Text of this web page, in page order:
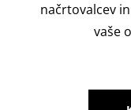
načrtovalcev
vaše